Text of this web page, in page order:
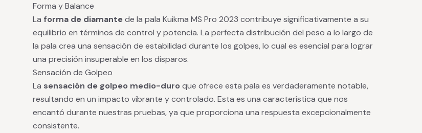
Forma y Balance
La forma de diamantede la pala Kuikma MS Pro 2023 contribuye significativamente a su
equilibrio en términos de control y potencia. La perfecta distribución del peso a lo largo de
la pala crea una sensación de estabilidad durante los golpes, lo cual es esencial para lograr
una precisión insuperable en los disparos.
Sensación de Golpeo
La sensación de golpeo medio-duro que ofrece esta pala es verdaderamente notable,
resultando en un impacto vibrante y controlado. Esta es una característica que nos
encantó durante nuestras pruebas, ya que proporciona una respuesta excepcionalmente
consistente.